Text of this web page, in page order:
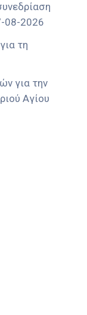
08-2026
τη
για την
Αγίου